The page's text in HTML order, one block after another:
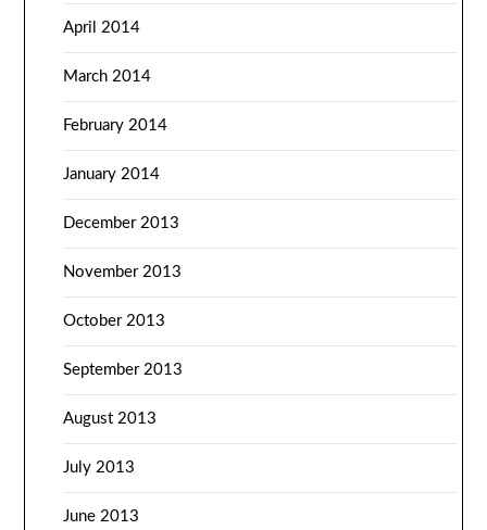
April 2014
March 2014
February 2014
January 2014
December 2013
November 2013
October 2013
September 2013
August 2013
July 2013
June 2013